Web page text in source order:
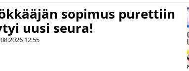
sopimus purettiin
uusi seura!
12:55